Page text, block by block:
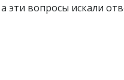
вопросы искали